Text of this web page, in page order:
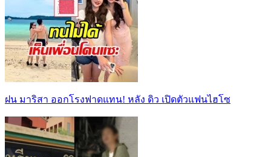
ฝน มาริสา ออกโรงฟาดแทน! หลัง ดิว เปิดตัวแฟนไฮโซ